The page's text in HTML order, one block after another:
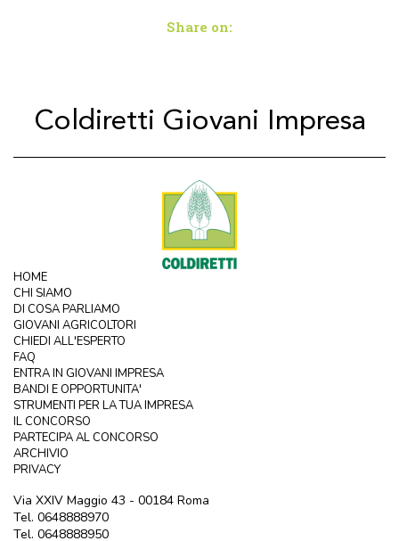
Share on:
Coldiretti Giovani Impresa
HOME
CHI SIAMO
DI COSA PARLIAMO
GIOVANI AGRICOLTORI
CHIEDI ALL'ESPERTO
FAQ
ENTRA IN GIOVANI IMPRESA
BANDI E OPPORTUNITA'
STRUMENTI PER LA TUA IMPRESA
IL CONCORSO
PARTECIPA AL CONCORSO
ARCHIVIO
PRIVACY
Via XXIV Maggio 43 - 00184 Roma
Tel. 0648888970
Tel. 0648888950